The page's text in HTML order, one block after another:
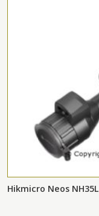
Hikmicro Neos NH35L